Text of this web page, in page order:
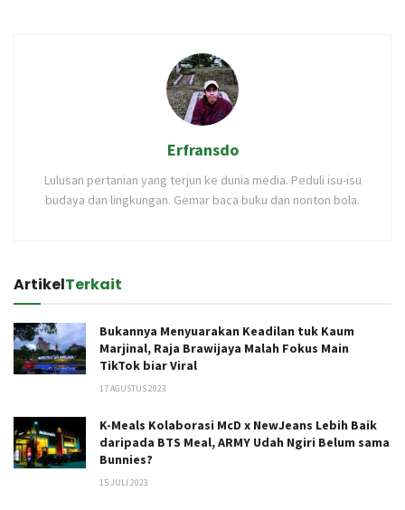
Erfransdo
Lulusan pertanian yang terjun ke dunia media. Peduli isu-isu
budaya dan lingkungan. Gemar baca buku dan nonton bola.
ArtikelTerkait
Bukannya Menyuarakan Keadilan tuk Kaum
Marjinal, Raja Brawijaya Malah Fokus Main
TikTok biar Viral
17 AGUSTUS 2023
K-Meals Kolaborasi McD x NewJeans Lebih Baik
daripada BTS Meal, ARMY Udah Ngiri Belum sama
Bunnies?
15 JULI 2023